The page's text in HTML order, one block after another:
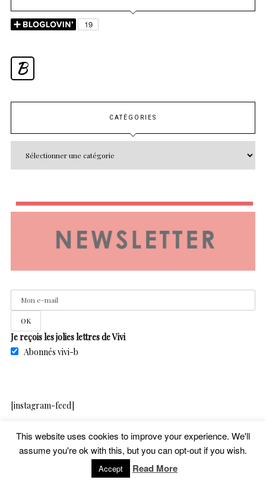
B
CATÉGORIES
Je reçois les jolies lettres de Vivi
Abonnés vivi-b
[instagram-feed]
copyright – vivib – 2020
This website uses cookies to improve your experience. We'll
assume you're ok with this, but you can opt-out if you wish.
Accept Read More